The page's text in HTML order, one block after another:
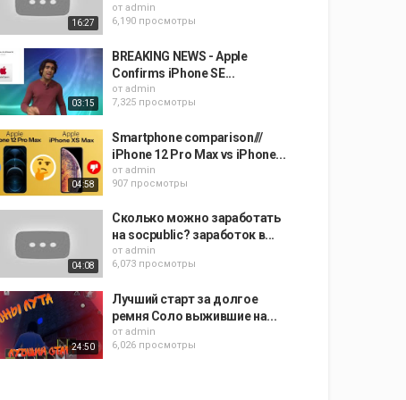
16:27
от admin
6,190 просмотры
03:15
BREAKING NEWS - Apple
Confirms iPhone SE...
от admin
7,325 просмотры
04:58
Smartphone comparison///
iPhone 12 Pro Max vs iPhone...
от admin
907 просмотры
04:08
Сколько можно заработать
на socpublic? заработок в...
от admin
6,073 просмотры
24:50
Лучший старт за долгое
ремня Соло выжившие на...
от admin
6,026 просмотры